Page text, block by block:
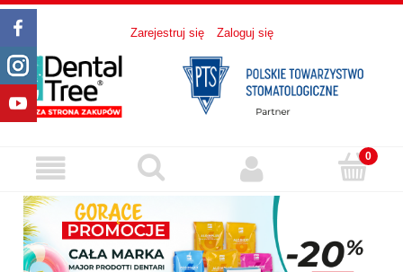
Zarejestruj się Zaloguj się